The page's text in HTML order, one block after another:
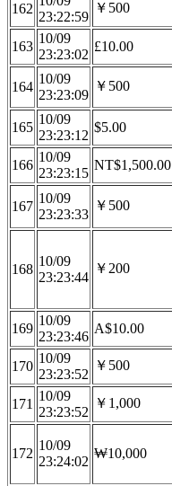
162
23:22:59
￥500
163
10/09
23:23:02
£10.00
164
10/09
23:23:09
￥500
165
10/09
23:23:12
$5.00
166
10/09
23:23:15
NT$1,500.00
167
10/09
23:23:33
￥500
168
10/09
23:23:44
￥200
169
10/09
23:23:46
A$10.00
170
10/09
23:23:52
￥500
171
10/09
23:23:52
￥1,000
172
10/09
23:24:02
₩10,000